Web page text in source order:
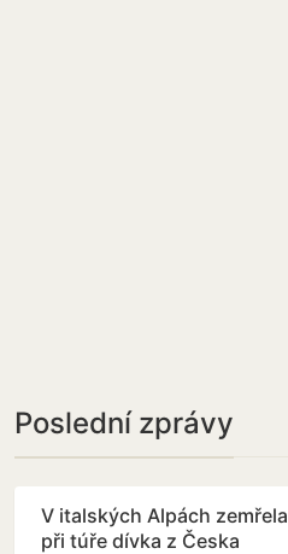
Poslední zprávy
V italských Alpách zemřela
při túře dívka z Česka